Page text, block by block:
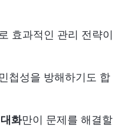
효과적인 관리 전략이
첩성을 방해하기도 합
화만이 문제를 해결할